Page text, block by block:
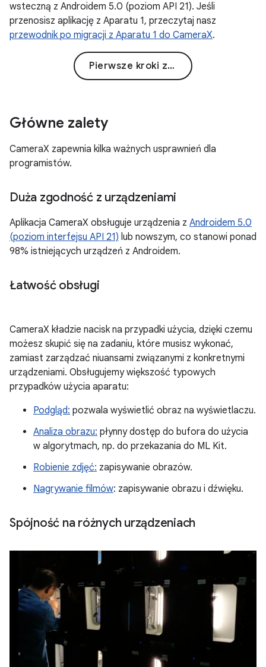
wsteczną z Androidem 5.0 (poziom API 21). Jeśli
przenosisz aplikację z Aparatu 1, przeczytaj nasz
przewodnik po migracji z Aparatu 1 do CameraX.
Pierwsze kroki z Aparatem X
Główne zalety
CameraX zapewnia kilka ważnych usprawnień dla
programistów.
Duża zgodność z urządzeniami
Aplikacja CameraX obsługuje urządzenia z Androidem 5.0
(poziom interfejsu API 21) lub nowszym, co stanowi ponad
98% istniejących urządzeń z Androidem.
Łatwość obsługi
CameraX kładzie nacisk na przypadki użycia, dzięki czemu
możesz skupić się na zadaniu, które musisz wykonać,
zamiast zarządzać niuansami związanymi z konkretnymi
urządzeniami. Obsługujemy większość typowych
przypadków użycia aparatu:
Podgląd: pozwala wyświetlić obraz na wyświetlaczu.
Analiza obrazu: płynny dostęp do bufora do użycia
w algorytmach, np. do przekazania do ML Kit.
Robienie zdjęć: zapisywanie obrazów.
Nagrywanie filmów: zapisywanie obrazu i dźwięku.
Spójność na różnych urządzeniach